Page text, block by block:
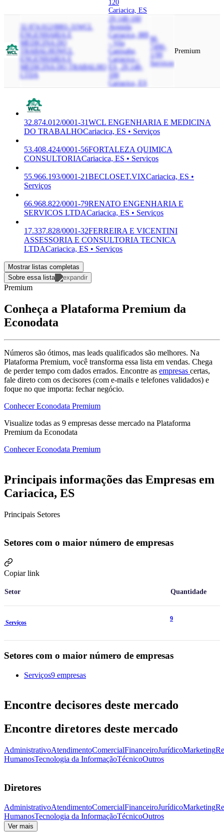
120
Cariacica, ES
32.874.012/0001-31 WCL
ENGENHARIA E
MEDICINA DO
TRABALHO
WCL
ENGENHARIA E
MEDICINA DO TRABALHO
29.148-100
Avenida
Cariacica, 889
- Vila
Capixaba,
Cariacica -
ES, 29.148-
100
Cariacica, ES
M-
7490-
Serviços
Premium
32.874.012/0001-31WCL ENGENHARIA E MEDICINA
DO TRABALHOCariacica, ES • Serviços
53.408.424/0001-56FORTALEZA QUIMICA
CONSULTORIACariacica, ES • Serviços
55.966.193/0001-21BECLOSET.VIXCariacica, ES •
Serviços
66.968.822/0001-79RENATO ENGENHARIA E
SERVICOS LTDACariacica, ES • Serviços
17.337.828/0001-32FERREIRA E VICENTINI
ASSESSORIA E CONSULTORIA TECNICA
LTDACariacica, ES • Serviços
Mostrar listas completas
Sobre essa lista
Premium
Conheça a Plataforma Premium da
Econodata
Números são ótimos, mas leads qualificados são melhores. Na
Plataforma Premium, você transforma essa lista em vendas. Chega
de perder tempo com dados errados. Encontre as empresas certas,
fale direto com os decisores (com e-mails e telefones validados) e
foque no que importa: fechar negócio.
Conhecer Econodata Premium
Visualize todas as 9 empresas desse mercado na Plataforma
Premium da Econodata
Conhecer Econodata Premium
Principais informações das Empresas em
Cariacica, ES
Principais Setores
Setores com o maior número de empresas
Copiar link
Setor Quantidade
Serviços
9
Setores com o maior número de empresas
Serviços9 empresas
Encontre decisores deste mercado
Encontre diretores deste mercado
AdministrativoAtendimentoComercialFinanceiroJurídicoMarketing
HumanosTecnologia da InformaçãoTécnicoOutros
Diretores
AdministrativoAtendimentoComercialFinanceiroJurídicoMarketing
HumanosTecnologia da InformaçãoTécnicoOutros
Ver mais